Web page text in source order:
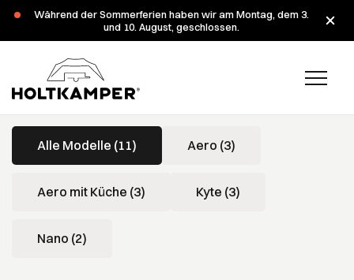
Während der Sommerferien haben wir am Montag, dem 3.
und 10. August, geschlossen.
Bewertungen
Alle Modelle (11) Aero (3)
Aero mit Küche (3) Kyte (3)
Nano (2)